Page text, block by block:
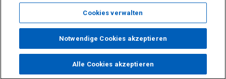
Cookie-Richtlinie
Cookies verwalten
Notwendige Cookies akzeptieren
Alle Cookies akzeptieren